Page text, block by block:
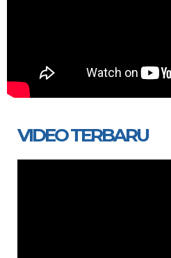
VIDEO TERBARU